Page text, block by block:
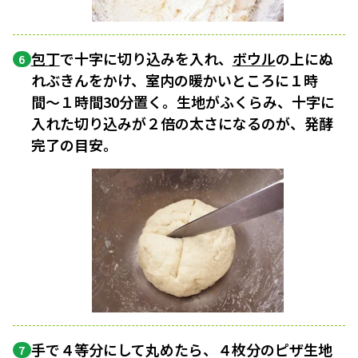
6 包丁で十字に切り込みを入れ、 ボウルの上にぬ
れぶきんをかけ、室内の暖かいところに１時
間〜１時間30分置く。生地がふくらみ、十字に
入れた切り込みが２倍の太さになるのが、発酵
完了の目安。
7 手で４等分にして丸めたら、４枚分のピザ生地